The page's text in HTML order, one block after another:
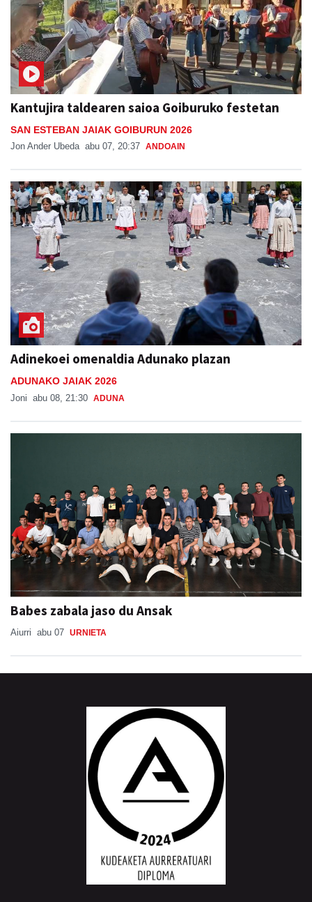
Kantujira taldearen saioa Goiburuko festetan
SAN ESTEBAN JAIAK GOIBURUN 2026
Jon Ander Ubeda abu 07, 20:37 ANDOAIN
Adinekoei omenaldia Adunako plazan
ADUNAKO JAIAK 2026
Joni abu 08, 21:30 ADUNA
Babes zabala jaso du Ansak
Aiurri abu 07 URNIETA